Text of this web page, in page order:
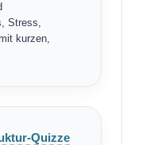
Stress,
kurzen,
Quizze